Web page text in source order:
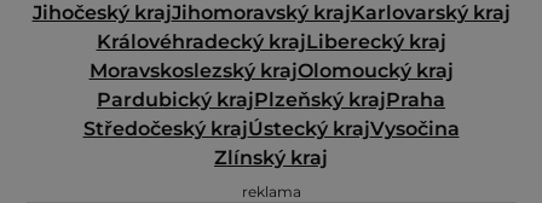
Jihočeský krajJihomoravský krajKarlovarský kraj
Královéhradecký krajLiberecký kraj
Moravskoslezský krajOlomoucký kraj
Pardubický krajPlzeňský krajPraha
Středočeský krajÚstecký krajVysočina
Zlínský kraj
reklama